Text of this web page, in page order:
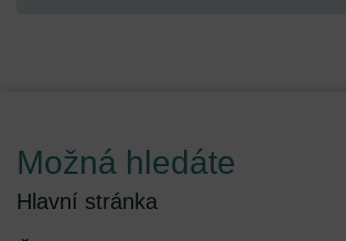
Možná hledáte
Hlavní stránka